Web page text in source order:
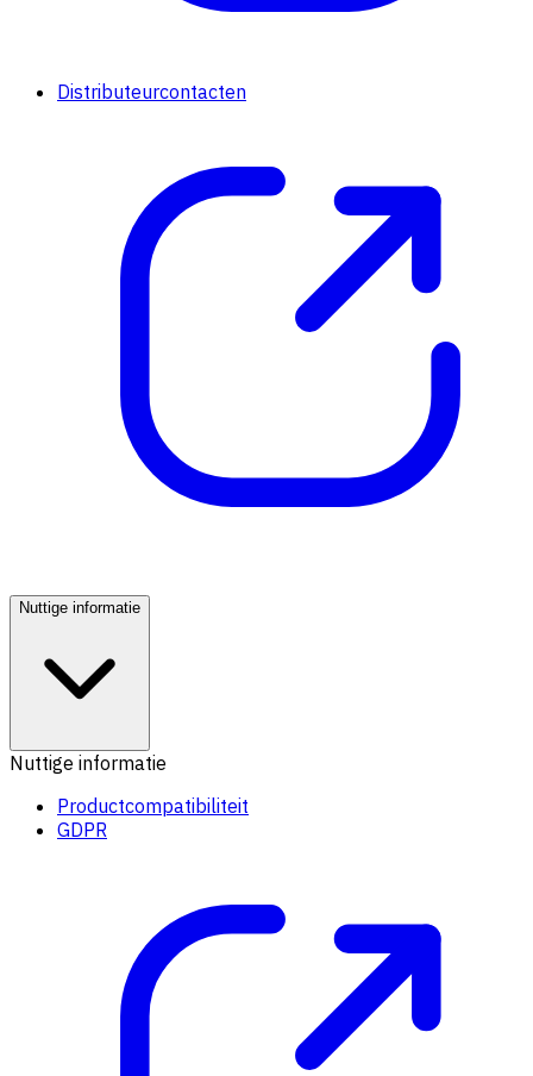
Distributeurcontacten
Nuttige informatie
Nuttige informatie
Productcompatibiliteit
GDPR